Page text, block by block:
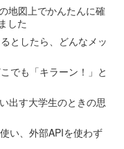
地図上でかんたんに確
した
としたら、どんなメッ
でも「キラーン！」と
出す大学生のときの思
い、外部APIを使わず